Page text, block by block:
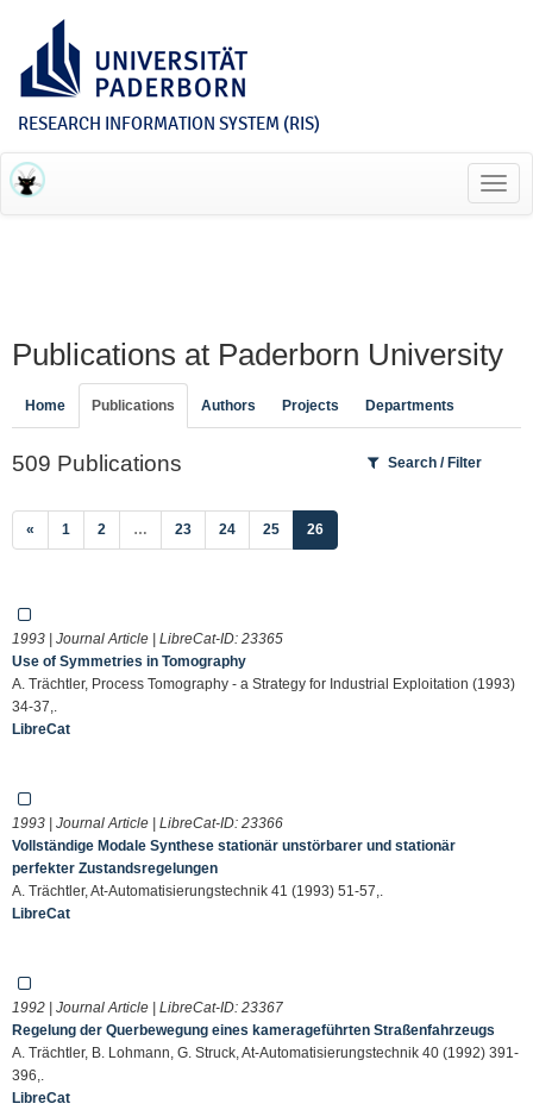
RESEARCH INFORMATION SYSTEM (RIS)
Publications at Paderborn University
Home Publications Authors Projects Departments
509 Publications Search / Filter
« 1 2 … 23 24 25 26(current)
1993 | Journal Article | LibreCat-ID: 23365
Use of Symmetries in Tomography
A. Trächtler, Process Tomography - a Strategy for Industrial Exploitation (1993)
34-37,.
LibreCat
1993 | Journal Article | LibreCat-ID: 23366
Vollständige Modale Synthese stationär unstörbarer und stationär
perfekter Zustandsregelungen
A. Trächtler, At-Automatisierungstechnik 41 (1993) 51-57,.
LibreCat
1992 | Journal Article | LibreCat-ID: 23367
Regelung der Querbewegung eines kamerageführten Straßenfahrzeugs
A. Trächtler, B. Lohmann, G. Struck, At-Automatisierungstechnik 40 (1992) 391-
396,.
LibreCat